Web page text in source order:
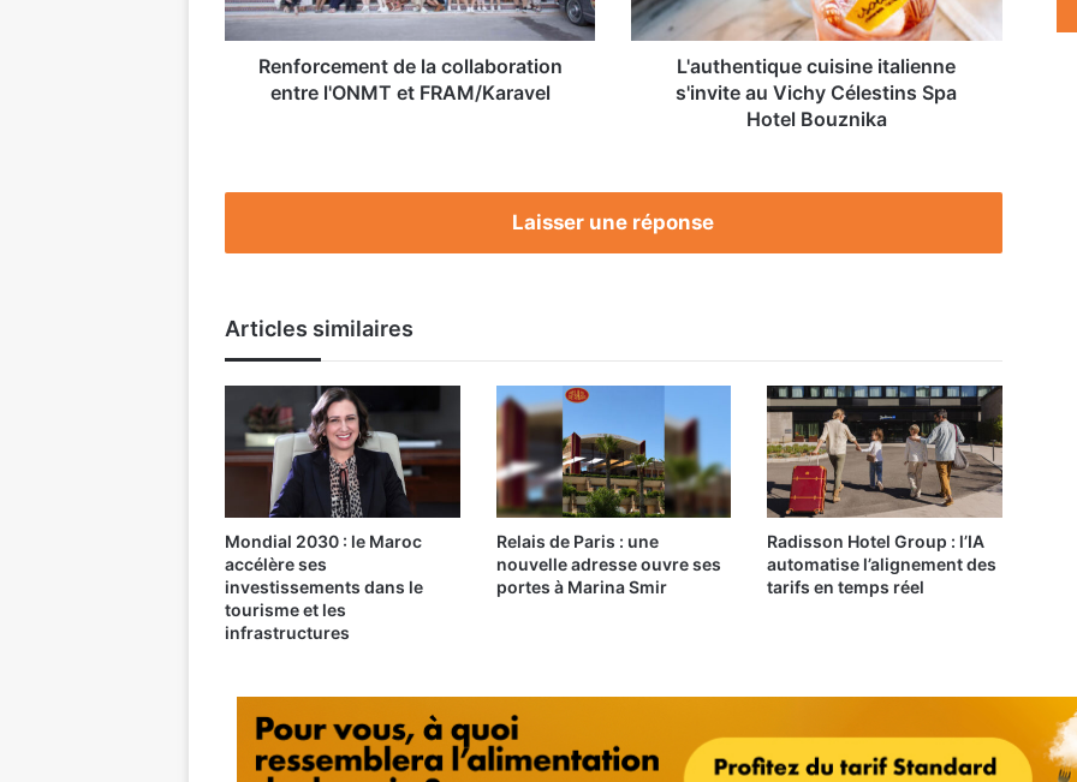
FRAM/Karavel
Renforcement de la collaboration
entre l'ONMT et FRAM/Karavel
Spa
Hotel
BouznikaL'authentique cuisine italienne
s'invite au Vichy Célestins Spa
Hotel Bouznika
Laisser une réponse
Articles similaires
Mondial 2030 : le Maroc
accélère ses
investissements dans le
tourisme et les
infrastructures
Relais de Paris : une
nouvelle adresse ouvre ses
portes à Marina Smir
Radisson Hotel Group : l’IA
automatise l’alignement des
tarifs en temps réel